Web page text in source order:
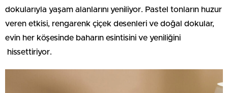
dokularıyla yaşam alanlarını yeniliyor. Pastel tonların huzur
veren etkisi, rengarenk çiçek desenleri ve doğal dokular,
evin her köşesinde baharın esintisini ve yeniliğini
hissettiriyor.